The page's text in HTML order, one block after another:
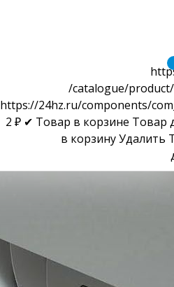
/catalogue/
https://24hz.ru/components/
2 ₽ ✔ Товар в корзине Товар
в корзинуУдалить